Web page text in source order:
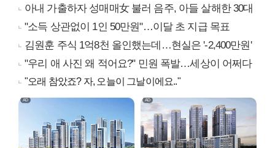
아내 가출하자 성매매女 불러 음주, 아들 살해한 30대
"소득 상관없이 1인 50만원"…이달 초 지급 목표
김원훈 주식 1억8천 올인했는데…현실은 '-2,400만원'
"우리 애 사진 왜 적어요?" 민원 폭발…세상이 어쩌다
"오래 참았죠? 자, 오늘이 그날이에요.."